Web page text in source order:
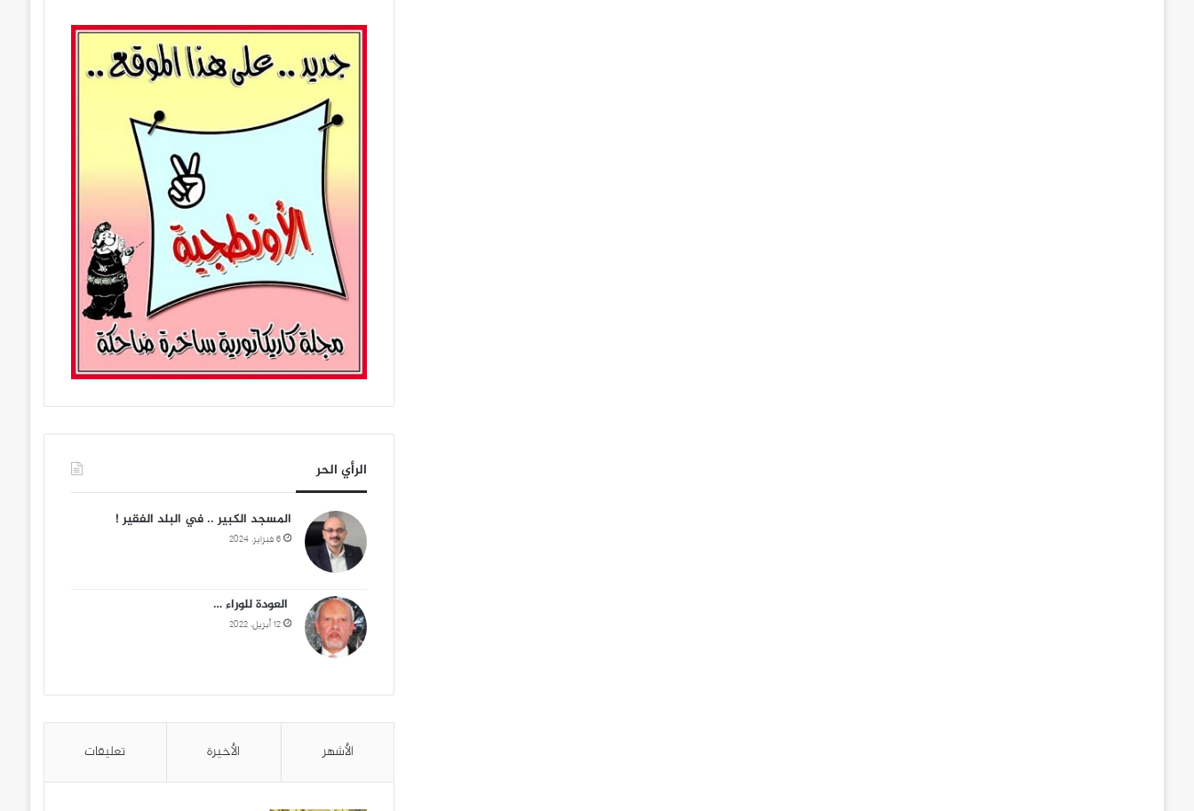
الرأي الحر
المسجد الكبير .. في البلد الفقير !
6 فبراير، 2024
العودة للوراء …
12 أبريل، 2022
الأشهر الأخيرة تعليقات